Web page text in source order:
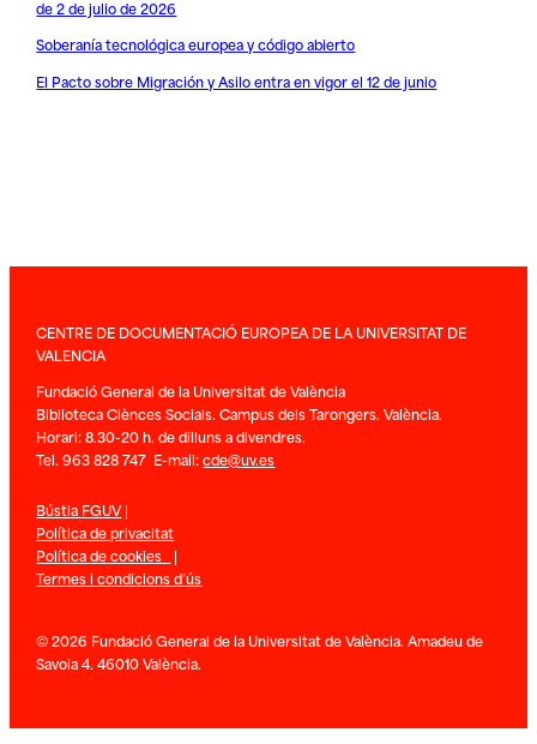
de 2 de julio de 2026
Soberanía tecnológica europea y código abierto
El Pacto sobre Migración y Asilo entra en vigor el 12 de junio
CENTRE DE DOCUMENTACIÓ EUROPEA DE LA UNIVERSITAT DE
VALENCIA
Fundació General de la Universitat de València
Biblioteca Ciènces Socials. Campus dels Tarongers. València.
Horari: 8.30-20 h. de dilluns a divendres.
Tel. 963 828 747 E-mail:cde@uv.es
Bústia FGUV|
Política de privacitat
Política de cookies |
Termes i condicions d’ús
© 2026 Fundació General de la Universitat de València. Amadeu de
Savoia 4. 46010 València.